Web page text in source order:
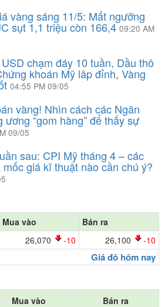
vàng sáng 11/5: Mất ngưỡng
sụt 1,1 triệu còn 166,409:20 AM
chạm đáy 10 tuần, Dầu thô
khoán Mỹ lâp đỉnh, Vàng
04:55 PM 09/05
vàng! Nhìn cách các Ngân
ương “gom hàng” để thấy sự
09/05
sau: CPI Mỹ tháng 4 – các
mốc giá kĩ thuật nào cần chú ý?
Mua vào Bán ra
26,070 -10 26,100 -10
Giá đô hôm nay
Mua vào
Bán ra